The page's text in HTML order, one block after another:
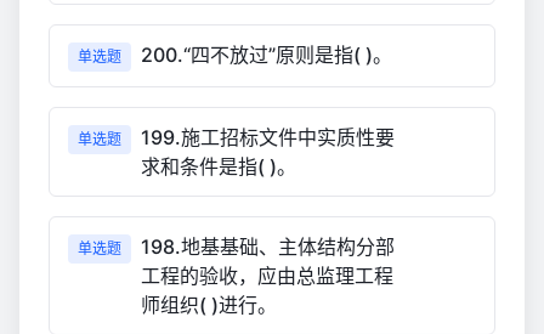
单选题 200.“四不放过”原则是指( )。
单选题
199.施工招标文件中实质性要
求和条件是指( )。
单选题
198.地基基础、主体结构分部
工程的验收，应由总监理工程
师组织( )进行。